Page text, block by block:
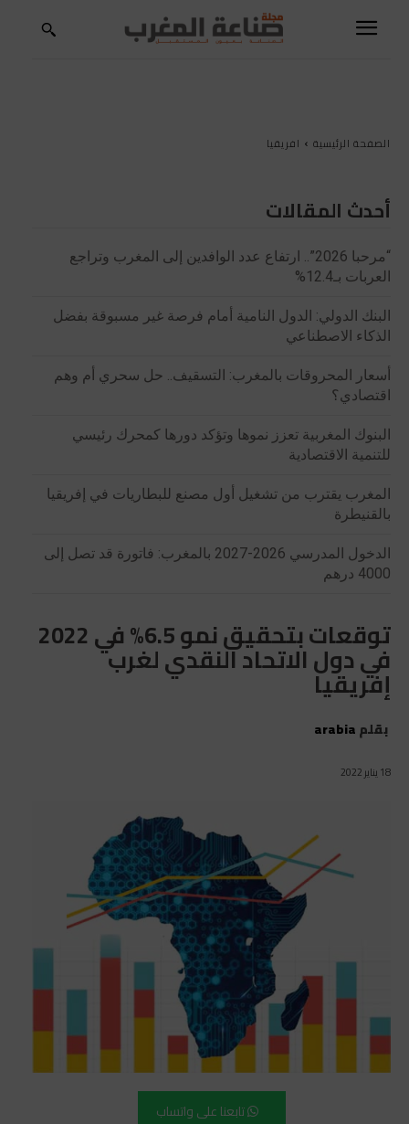
الصفحة الرئيسية افريقيا
أحدث المقالات
“مرحبا 2026”.. ارتفاع عدد الوافدين إلى المغرب وتراجع
العربات بـ12.4%
البنك الدولي: الدول النامية أمام فرصة غير مسبوقة بفضل
الذكاء الاصطناعي
أسعار المحروقات بالمغرب: التسقيف.. حل سحري أم وهم
اقتصادي؟
البنوك المغربية تعزز نموها وتؤكد دورها كمحرك رئيسي
للتنمية الاقتصادية
المغرب يقترب من تشغيل أول مصنع للبطاريات في إفريقيا
بالقنيطرة
الدخول المدرسي 2026-2027 بالمغرب: فاتورة قد تصل إلى
4000 درهم
توقعات بتحقيق نمو 6.5% في 2022
في دول الاتحاد النقدي لغرب
إفريقيا
بقلمarabia
18 يناير 2022
تابعنا على واتساب